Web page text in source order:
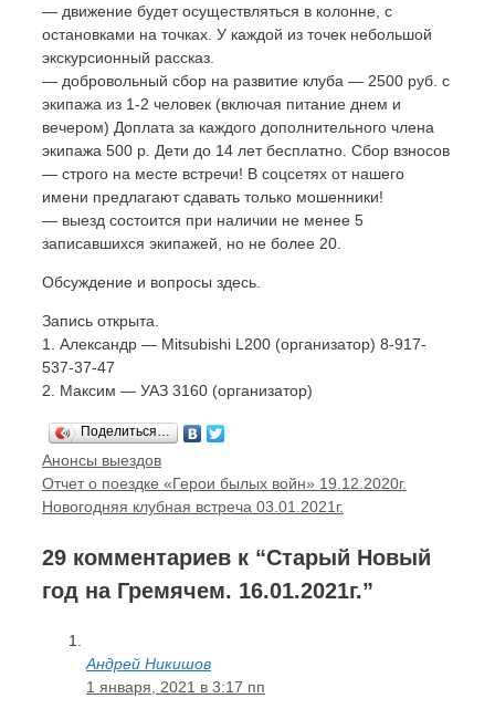
— движение будет осуществляться в колонне, с
остановками на точках. У каждой из точек небольшой
экскурсионный рассказ.
— добровольный сбор на развитие клуба — 2500 руб. с
экипажа из 1-2 человек (включая питание днем и
вечером) Доплата за каждого дополнительного члена
экипажа 500 р. Дети до 14 лет бесплатно. Сбор взносов
— строго на месте встречи! В соцсетях от нашего
имени предлагают сдавать только мошенники!
— выезд состоится при наличии не менее 5
записавшихся экипажей, но не более 20.
Обсуждение и вопросы здесь.
Запись открыта.
1. Александр — Mitsubishi L200 (организатор) 8-917-
537-37-47
2. Максим — УАЗ 3160 (организатор)
Поделиться…
Рубрики
Анонсы выездов
Навигация
записи
Отчет о поездке «Герои былых войн» 19.12.2020г.
Новогодняя клубная встреча 03.01.2021г.
29 комментариев к “Старый Новый
год на Гремячем. 16.01.2021г.”
Андрей Никишов
1 января, 2021 в 3:17 пп